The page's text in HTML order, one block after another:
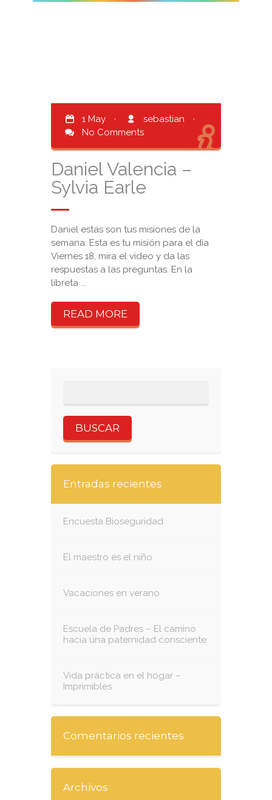
1 May · sebastian
·
No Comments
Daniel Valencia –
Sylvia Earle
Daniel estas son tus misiones de la
semana: Esta es tu misión para el día
Viernes 18, mira el video y da las
respuestas a las preguntas. En la
libreta ...
READ MORE
Entradas recientes
Encuesta Bioseguridad
El maestro es el niño
Vacaciones en verano
Escuela de Padres – El camino
hacia una paternidad consciente
Vida práctica en el hogar –
Imprimibles
Comentarios recientes
Archivos